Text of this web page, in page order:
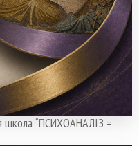
школа “ПСИХОАНАЛІЗ =